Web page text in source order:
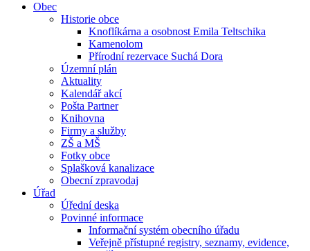
Obec
Historie obce
Knoflíkárna a osobnost Emila Teltschika
Kamenolom
Přírodní rezervace Suchá Dora
Územní plán
Aktuality
Kalendář akcí
Pošta Partner
Knihovna
Firmy a služby
ZŠ a MŠ
Fotky obce
Splašková kanalizace
Obecní zpravodaj
Úřad
Úřední deska
Povinné informace
Informační systém obecního úřadu
Veřejně přístupné registry, seznamy, evidence,